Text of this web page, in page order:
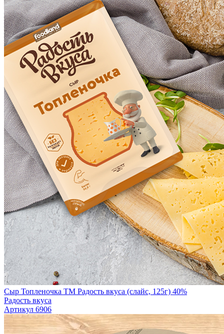
Сыр Топленочка TM Радость вкуса (слайс, 125г) 40%
Радость вкуса
Артикул 6906